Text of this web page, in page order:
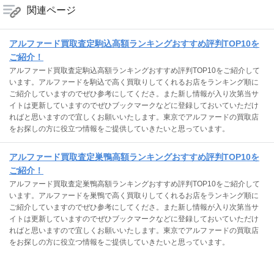
関連ページ
アルファード買取査定駒込高額ランキングおすすめ評判TOP10を
ご紹介！
アルファード買取査定駒込高額ランキングおすすめ評判TOP10をご紹介して
います。アルファードを駒込で高く買取りしてくれるお店をランキング順に
ご紹介していますのでぜひ参考にしてくださ。また新し情報が入り次第当サ
イトは更新していますのでぜひブックマークなどに登録しておいていただけ
ればと思いますので宜しくお願いいたします。東京でアルファードの買取店
をお探しの方に役立つ情報をご提供していきたいと思っています。
アルファード買取査定巣鴨高額ランキングおすすめ評判TOP10を
ご紹介！
アルファード買取査定巣鴨高額ランキングおすすめ評判TOP10をご紹介して
います。アルファードを巣鴨で高く買取りしてくれるお店をランキング順に
ご紹介していますのでぜひ参考にしてくださ。また新し情報が入り次第当サ
イトは更新していますのでぜひブックマークなどに登録しておいていただけ
ればと思いますので宜しくお願いいたします。東京でアルファードの買取店
をお探しの方に役立つ情報をご提供していきたいと思っています。